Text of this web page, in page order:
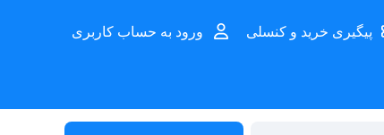
پیگیری خرید و کنسلی ورود به حساب کاربری